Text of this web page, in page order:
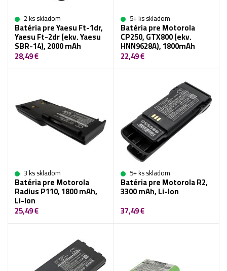
2 ks skladom
Batéria pre Yaesu Ft-1dr,
Yaesu Ft-2dr (ekv. Yaesu
SBR-14), 2000 mAh
28,49 €
5+ ks skladom
Batéria pre Motorola
CP250, GTX800 (ekv.
HNN9628A), 1800mAh
22,49 €
3 ks skladom
Batéria pre Motorola
Radius P110, 1800 mAh,
Li-Ion
25,49 €
5+ ks skladom
Batéria pre Motorola R2,
3300 mAh, Li-Ion
37,49 €